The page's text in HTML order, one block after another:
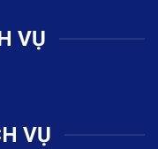
VỤ
VỤ